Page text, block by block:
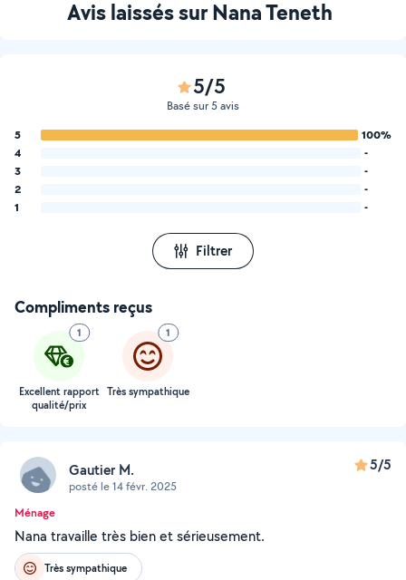
Avis laissés sur Nana Teneth
5/5
Basé sur 5 avis
5
100%
4
-
3
-
2
-
1
-
Filtrer
Compliments reçus
1
Excellent rapport
qualité/prix
1
Très sympathique
Gautier M.
posté le 14 févr. 2025
5/5
Ménage
Nana travaille très bien et sérieusement.
Très sympathique